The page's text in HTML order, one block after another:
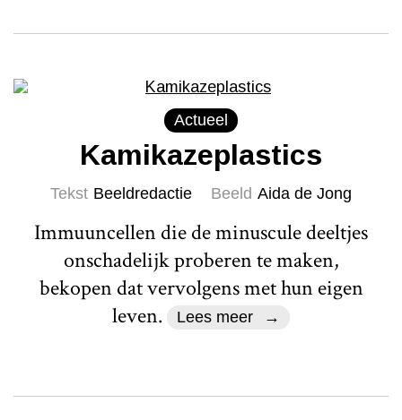
Actueel
Kamikazeplastics
Tekst Beeldredactie Beeld Aida de Jong
Immuuncellen die de minuscule deeltjes
onschadelijk proberen te maken,
bekopen dat vervolgens met hun eigen
leven.
Lees meer